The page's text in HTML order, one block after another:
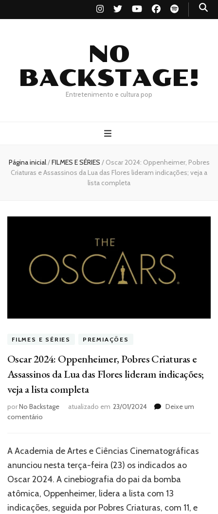
NO
BACKSTAGE!
Entretenimento e cultura pop
Página inicial/FILMES E SÉRIES / Oscar 2024: Oppenheimer, Pobres
Criaturas e Assassinos da Lua das Flores lideram indicações; veja a
lista completa
FILMES E SÉRIES PREMIAÇÕES
Oscar 2024: Oppenheimer, Pobres Criaturas e
Assassinos da Lua das Flores lideram indicações;
veja a lista completa
porNo Backstage atualizado em 23/01/2024
Deixe um
comentário
Oppenheimer,
Criaturas
e
Assassinos
da
Lua
A Academia de Artes e Ciências Cinematográficas
anunciou nesta terça-feira (23) os indicados ao
Oscar 2024. A cinebiografia do pai da bomba
atômica, Oppenheimer, lidera a lista com 13
indicações, seguida por Pobres Criaturas, com 11, e